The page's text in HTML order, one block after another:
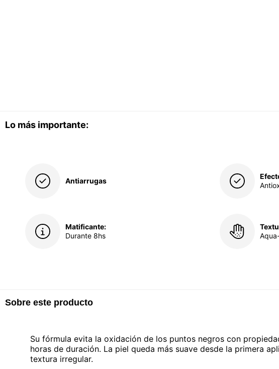
Lo más importante:
Antiarrugas
Matificante:
Durante 8hs
Sobre este producto
Su fórmula evita la oxidación de los puntos negros con
horas de duración. La piel queda más suave desde la primera
textura irregular.